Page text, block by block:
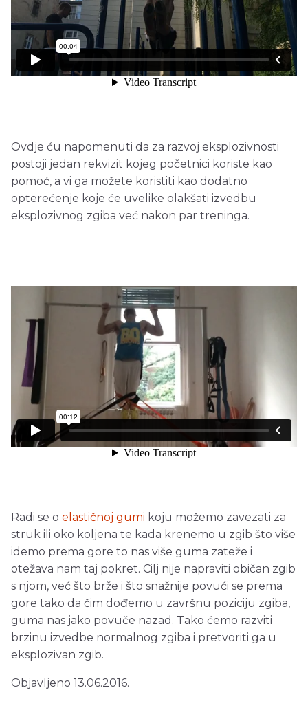
Ovdje ću napomenuti da za razvoj eksplozivnosti
postoji jedan rekvizit kojeg početnici koriste kao
pomoć, a vi ga možete koristiti kao dodatno
opterećenje koje će uvelike olakšati izvedbu
eksplozivnog zgiba već nakon par treninga.
Radi se o elastičnoj gumi koju možemo zavezati za
struk ili oko koljena te kada krenemo u zgib što više
idemo prema gore to nas više guma zateže i
otežava nam taj pokret. Cilj nije napraviti običan zgib
s njom, već što brže i što snažnije povući se prema
gore tako da čim dođemo u završnu poziciju zgiba,
guma nas jako povuče nazad. Tako ćemo razviti
brzinu izvedbe normalnog zgiba i pretvoriti ga u
eksplozivan zgib.
Objavljeno 13.06.2016.